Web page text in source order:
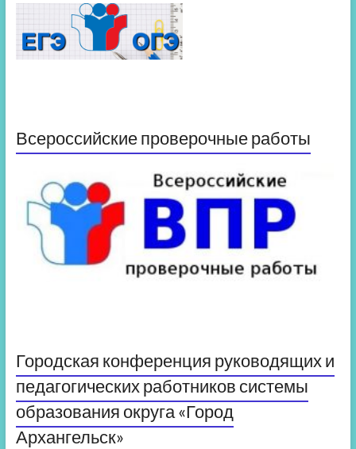
Всероссийские проверочные работы
Городская конференция руководящих и
педагогических работников системы
образования округа «Город
Архангельск»